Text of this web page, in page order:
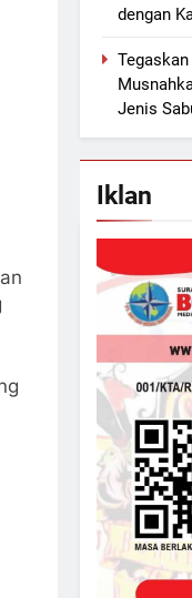
dengan
Jenis
Iklan